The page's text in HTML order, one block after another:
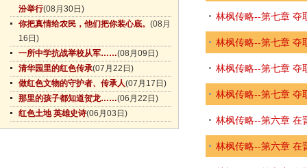
汾举行(08月30日)
你把真情给农民，他们把你装心底。 (08月
16日)
一所中学抗战举校从军……(08月09日)
清华园里的红色传承(07月22日)
做红色文物的守护者、传承人(07月17日)
那里的孩子都知道贺龙……(06月22日)
红色土地 英雄史诗(06月03日)
林枫传略--第七章 夺
林枫传略--第七章 夺
林枫传略--第七章 夺
林枫传略--第七章 夺
林枫传略--第六章 在
林枫传略--第六章 在